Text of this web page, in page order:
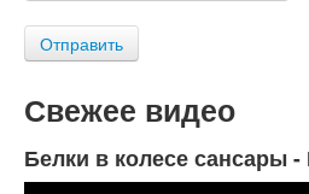
Отправить
Свежее видео
Белки в колесе сансары